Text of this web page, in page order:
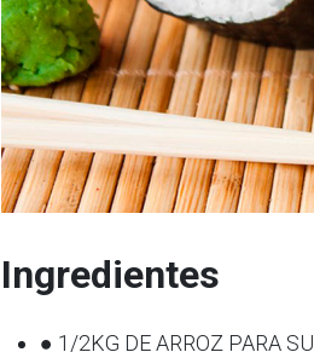
Ingredientes
● 1/2KG DE ARROZ PARA